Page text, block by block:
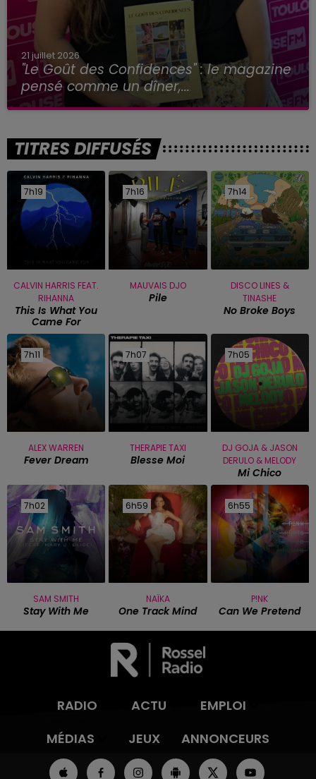
21 juillet 2026
"Le Goût des Confidences" : le magazine
pensé comme un dîner,...
TITRES DIFFUSÉS
7h19
7h19
CALVIN HARRIS FEAT.
RIHANNA
This Is What You
Came For
7h16
7h16
MAUVAIS DJO
Pile
7h14
7h14
DISCO LINES &
TINASHE
No Broke Boys
7h11
7h11
ALEX WARREN
Fever Dream
7h07
7h07
THERAPIE TAXI
Blesse Moi
7h05
7h05
DJ GOJA & JASON
DERULO & MELODY
Mi Chico
7h02
7h02
SAM SMITH
Stay With Me
6h59
6h59
NAÏKA
One Track Mind
6h55
6h55
P!NK
Can We Pretend
RADIO ACTU
EMPLOI
MÉDIAS
JEUX ANNONCEURS